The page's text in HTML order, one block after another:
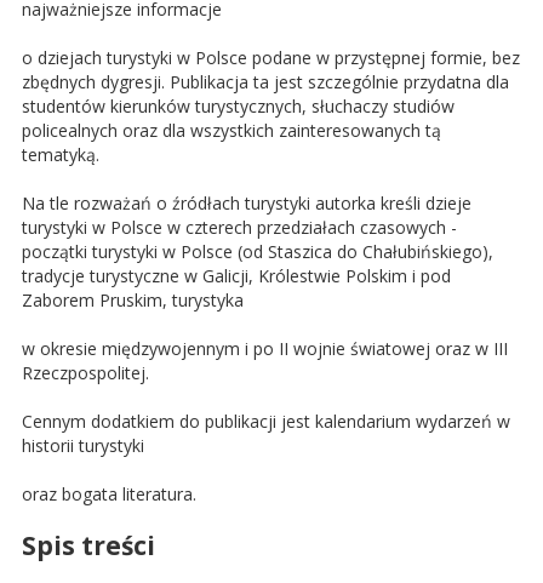
najważniejsze informacje
o dziejach turystyki w Polsce podane w przystępnej formie, bez
zbędnych dygresji. Publikacja ta jest szczególnie przydatna dla
studentów kierunków turystycznych, słuchaczy studiów
policealnych oraz dla wszystkich zainteresowanych tą
tematyką.
Na tle rozważań o źródłach turystyki autorka kreśli dzieje
turystyki w Polsce w czterech przedziałach czasowych -
początki turystyki w Polsce (od Staszica do Chałubińskiego),
tradycje turystyczne w Galicji, Królestwie Polskim i pod
Zaborem Pruskim, turystyka
w okresie międzywojennym i po II wojnie światowej oraz w III
Rzeczpospolitej.
Cennym dodatkiem do publikacji jest kalendarium wydarzeń w
historii turystyki
oraz bogata literatura.
Spis treści